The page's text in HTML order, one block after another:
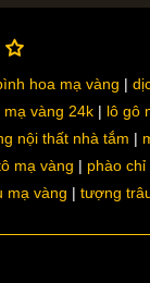
hoa mạ vàng
mạ vàng 24k
lô gô
nội thất nhà tắm
mạ vàng
phào chỉ
mạ vàng tượng